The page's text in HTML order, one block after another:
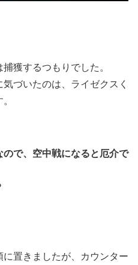
獲するつもりでした。
づいたのは、ライゼクスく
で、空中戦になると厄介で
置きましたが、カウンター